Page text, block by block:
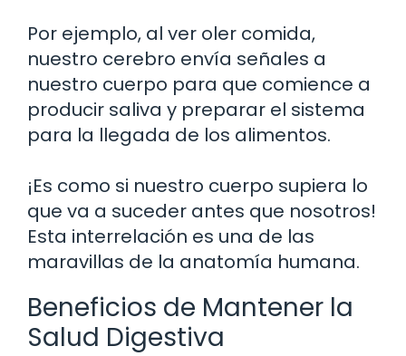
Por ejemplo, al ver oler comida,
nuestro cerebro envía señales a
nuestro cuerpo para que comience a
producir saliva y preparar el sistema
para la llegada de los alimentos.
¡Es como si nuestro cuerpo supiera lo
que va a suceder antes que nosotros!
Esta interrelación es una de las
maravillas de la anatomía humana.
Beneficios de Mantener la
Salud Digestiva